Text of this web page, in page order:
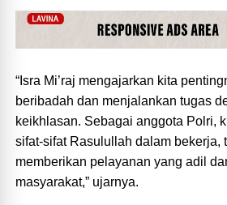
“Isra Mi’raj mengajarkan kita
beribadah dan menjalankan tugas
keikhlasan. Sebagai anggota Polri,
sifat-sifat Rasulullah dalam bekerja,
memberikan pelayanan yang adil
masyarakat,” ujarnya.